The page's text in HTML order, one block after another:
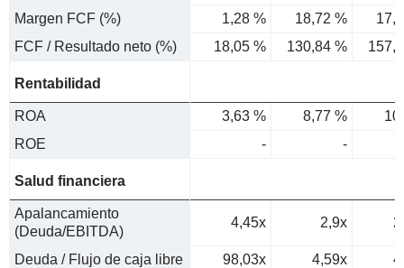
Margen FCF (%)
1,28 % 18,72 %
FCF / Resultado neto (%)
18,05 % 130,84 %
Rentabilidad
ROA 3,63 % 8,77 %
ROE
- -
Salud financiera
Apalancamiento
(Deuda/EBITDA)
4,45x 2,9x
Deuda / Flujo de caja libre 98,03x 4,59x